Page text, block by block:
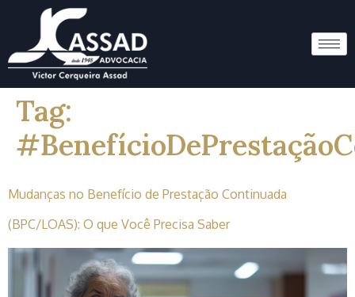
Tag:
Mudanças no Benefício de Prestação Continuada
(BPC/LOAS): O que Você Precisa Saber